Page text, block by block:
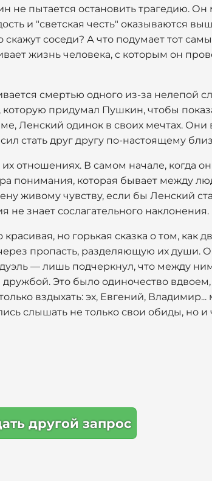
не пытается остановить трагедию. Он
и "светская честь" оказываются
соседи? А что подумает тот
жизнь человека, с которым он
смертью одного из-за нелепой
придумал Пушкин, чтобы
Ленский одинок в своих мечтах. Они
стать друг другу по-настоящему
отношениях. В самом начале, когда
понимания, которая бывает между
живому чувству, если бы Ленский
не знает сослагательного наклонения.
но горькая сказка о том, как
пропасть, разделяющую их души.
— лишь подчеркнул, что между
Это было одиночество
вздыхать: эх, Евгений,
слышать не только свои обиды, но и
другой запрос